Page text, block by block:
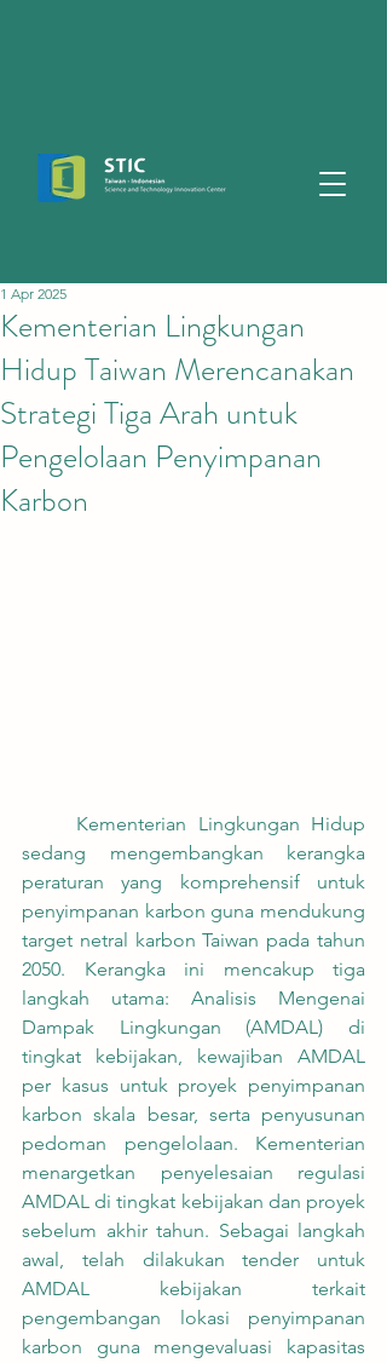
Kementerian Lingkungan
Hidup Taiwan Merencanakan
Strategi Tiga Arah untuk
Pengelolaan Penyimpanan
Karbon
1 Apr 2025
sedang mengembangkan kerangka
peraturan yang komprehensif untuk
penyimpanan karbon guna mendukung
target netral karbon Taiwan pada tahun
2050. Kerangka ini mencakup tiga
langkah utama: Analisis Mengenai
Dampak Lingkungan (AMDAL) di
tingkat kebijakan, kewajiban AMDAL
per kasus untuk proyek penyimpanan
karbon skala besar, serta penyusunan
pedoman pengelolaan. Kementerian
menargetkan penyelesaian regulasi
AMDAL di tingkat kebijakan dan proyek
sebelum akhir tahun. Sebagai langkah
awal, telah dilakukan tender untuk
AMDAL kebijakan terkait
pengembangan lokasi penyimpanan
karbon guna mengevaluasi kapasitas